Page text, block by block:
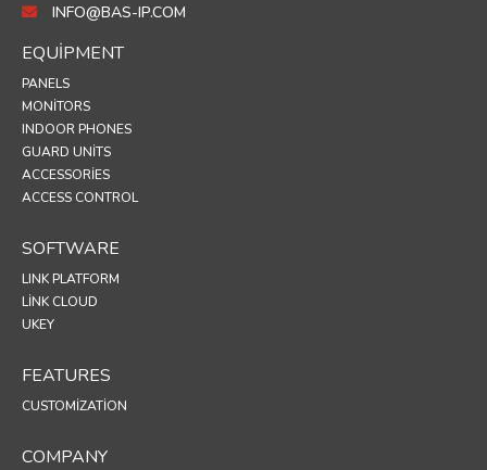
INFO@BAS-IP.COM
EQUIPMENT
PANELS
MONITORS
INDOOR PHONES
GUARD UNITS
ACCESSORIES
ACCESS CONTROL
SOFTWARE
LINK PLATFORM
LINK CLOUD
UKEY
FEATURES
CUSTOMIZATION
COMPANY